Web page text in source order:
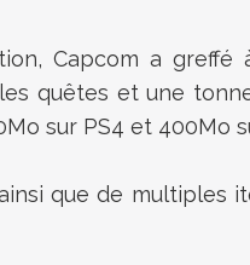
Capcom a greffé
quêtes et une
sur PS4 et 400Mo
que de multiples